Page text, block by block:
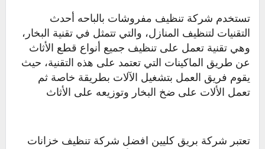
تستخدم شركة تنظيف مفروشات بالباحه أحدث
التقنيات لتنظيف المنازل، والتي تتمثل في تقنية البخار،
وهي تقنية تعمل على تنظيف جميع أنواع قطع الأثاث
عن طريق الماكينات التي تعتمد على هذه التقنية، حيث
يقوم فريق العمل بتشغيل الآلات بطريقة خاصة ثم
تعمل الألات على ضخ البخار وتوزيعه على الأثاث
تعتبر شركة بريق كليين افضل شركة تنظيف خزانات